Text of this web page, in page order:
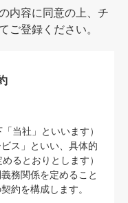
内容に同意の上、チ
ご登録ください。
当社」といいます）
ス」といい、具体的
るとおりとします）
務関係を定めること
約を構成します。